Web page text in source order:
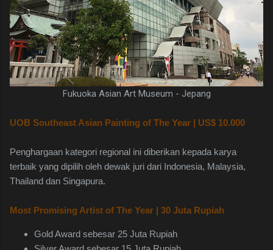
Fukuoka Asian Art Museum - Jepang
UOB Southeast Asian Painting of The Year | US$ 10.000
Penghargaan kategori regional ini diberikan kepada karya
terbaik yang dipilih oleh dewak juri dari Indonesia, Malaysia,
Thailand dan Singapura.
Most Promising Artist of The Year | 30 Juta Rupiah
Gold Award sebesar 25 Juta Rupiah